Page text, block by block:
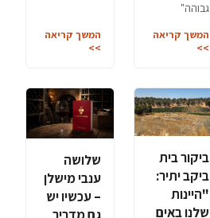
גבוהה"
המשך קריאה
>>
המשך קריאה
>>
ביקור בית
ביקב יתיר:
"היינות
שלנו באים
שלושה
ענבי מישלן
– עכשיו יש